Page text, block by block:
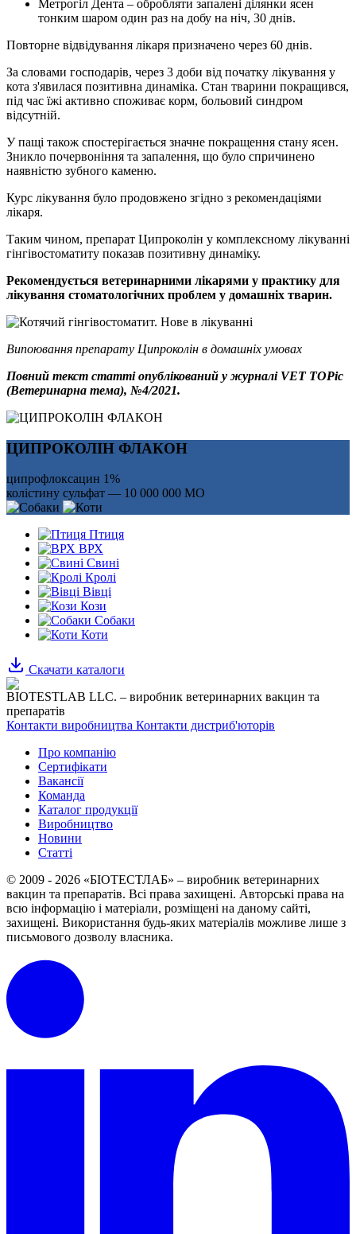
Метрогіл Дента – обробляти запалені ділянки ясен
тонким шаром один раз на добу на ніч, 30 днів.
Повторне відвідування лікаря призначено через 60 днів.
За словами господарів, через 3 доби від початку лікування у
кота з'явилася позитивна динаміка. Стан тварини покращився,
під час їжі активно споживає корм, больовий синдром
відсутній.
У пащі також спостерігається значне покращення стану ясен.
Зникло почервоніння та запалення, що було спричинено
наявністю зубного каменю.
Курс лікування було продовжено згідно з рекомендаціями
лікаря.
Таким чином, препарат Ципроколін у комплексному лікуванні
гінгівостоматиту показав позитивну динаміку.
Рекомендується ветеринарними лікарями у практику для
лікування стоматологічних проблем у домашніх тварин.
Випоювання препарату Ципроколін в домашніх умовах
Повний текст статті опублікований у журналі VET TOPic
(Ветеринарна тема), №4/2021.
ЦИПРОКОЛІН ФЛАКОН
ципрофлоксацин 1%
колістину сульфат — 10 000 000 МО
Птиця
ВРХ
Свині
Кролі
Вівці
Кози
Собаки
Коти
Скачати каталоги
BIOTESTLAB LLC. – виробник ветеринарних вакцин та
препаратів
Контакти виробництва Контакти дистриб'юторів
Про компанію
Сертифікати
Вакансії
Команда
Каталог продукції
Виробництво
Новини
Статті
© 2009 - 2026 «БІОТЕСТЛАБ» – виробник ветеринарних
вакцин та препаратів. Всі права захищені. Авторські права на
всю інформацію і матеріали, розміщені на даному сайті,
захищені. Використання будь-яких матеріалів можливе лише з
письмового дозволу власника.